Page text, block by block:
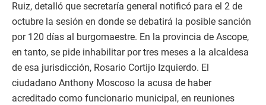
Ruiz, detalló que secretaría general notificó para el 2 de
octubre la sesión en donde se debatirá la posible sanción
por 120 días al burgomaestre. En la provincia de Ascope,
en tanto, se pide inhabilitar por tres meses a la alcaldesa
de esa jurisdicción, Rosario Cortijo Izquierdo. El
ciudadano Anthony Moscoso la acusa de haber
acreditado como funcionario municipal, en reuniones